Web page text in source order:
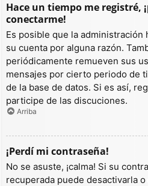
Hace un tiempo me registré,
conectarme!
Es posible que la administración
su cuenta por alguna razón.
periódicamente remueven sus
mensajes por cierto periodo de
de la base de datos. Si es así,
participe de las discuciones.
Arriba
¡Perdí mi contraseña!
No se asuste, ¡calma! Si su
recuperada puede desactivarla